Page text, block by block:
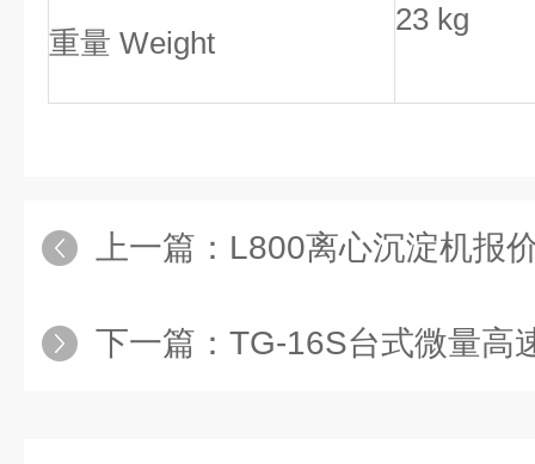
重量 Weight
23 kg
上一篇： L800离心沉淀机报
下一篇： TG-16S台式微量高